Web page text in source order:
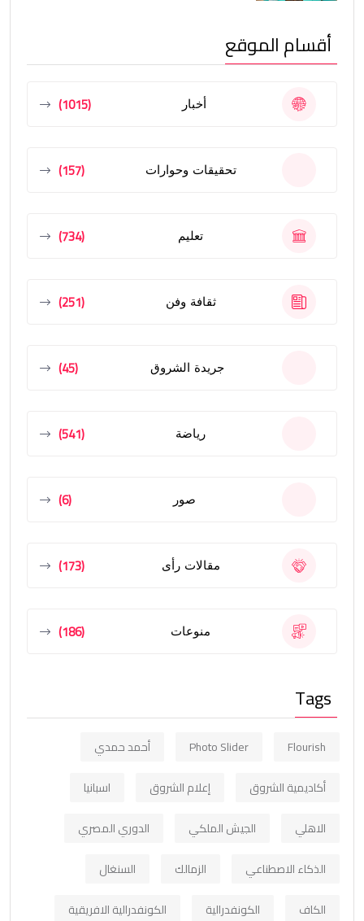
أقسام الموقع
أخبار (1015)
تحقيقات وحوارات (157)
تعليم (734)
ثقافة وفن (251)
جريدة الشروق (45)
رياضة (541)
صور (6)
مقالات رأى (173)
منوعات (186)
Tags
Flourish
Photo Slider
أحمد حمدي
أكاديمية الشروق
إعلام الشروق
اسبانيا
الاهلي
الجيش الملكي
الدوري المصري
الذكاء الاصطناعي
الزمالك
السنغال
الكاف
الكونفدرالية
الكونفدرالية الافريقية